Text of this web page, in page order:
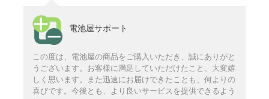
電池屋サポート
この度は、電池屋の商品をご購入いただき、誠にありがと
うございます。お客様に満足していただけたこと、大変嬉
しく思います。また迅速にお届けできたことも、何よりの
喜びです。今後とも、より良いサービスを提供できるよう